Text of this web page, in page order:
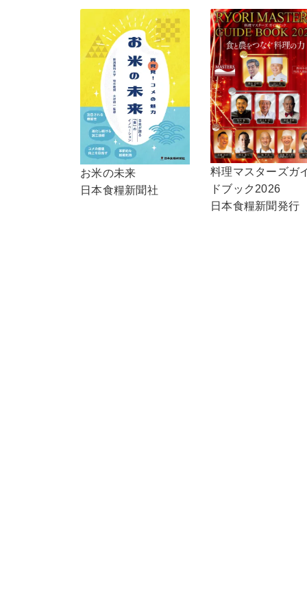
お米の未来
日本食糧新聞社
料理マスターズガ
ドブック2026
日本食糧新聞発行